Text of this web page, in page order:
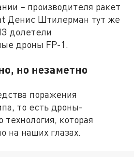
– производителя ракет
Денис Штилерман тут же
долетели
дроны FP-1.
но незаметно
поражения
то есть дроны-
технология, которая
на наших глазах.